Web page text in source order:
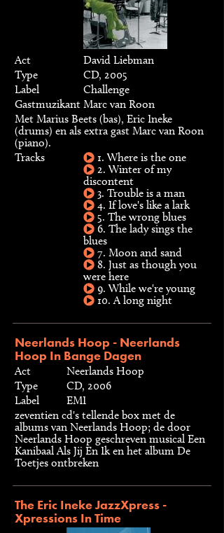
Act
David Liebman
Type
CD, 2005
Label
Challenge
Gastmuzikant Marc van Roon
Met Marius Beets (bas), Eric Ineke
(drums) en als extra gast Marc van Roon
(piano).
Tracks
1. Where is the one
2. Winter of my
discontent
3. Trouble is a man
4. If love's like a lark
5. The wrong blues
6. The lady sings the
blues
7. Moon and sand
8. Just as though you
were here
9. While we're young
10. A long night
Neerlands Hoop - Neerlands
Hoop In Bange Dagen
Act
Neerlands Hoop
Type
CD, 2006
Label
EMI
zeventien cd's tellende box met de
albums van Neerlands Hoop; de door
Neerlands Hoop geschreven musical Een
Kanibaal Als Jij En Ik en het album De
Toetjes ontbreken
The Eric Ineke JazzXpress -
Xpressions In Time